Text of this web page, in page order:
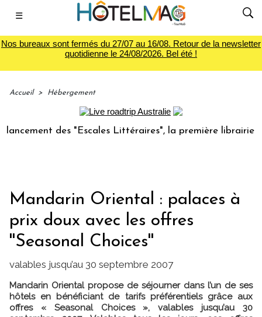
☰
Nos bureaux sont fermés du 27/07 au 16/08. Retour de la newsletter
quotidienne le 24/08/2026. Bel été !
Accueil > Hébergement
des "Escales Littéraires", la première librairie du
Mandarin Oriental : palaces à
prix doux avec les offres
''Seasonal Choices''
valables jusqu’au 30 septembre 2007
Mandarin Oriental propose de séjourner dans l’un de ses
hôtels en bénéficiant de tarifs préférentiels grâce aux
offres « Seasonal Choices », valables jusqu’au 30